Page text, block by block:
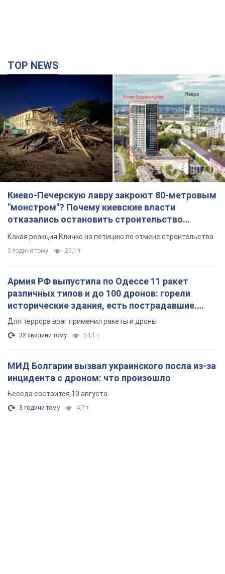
Киево-Печерскую лавру закроют 80-метровым
"монстром"? Почему киевские власти
отказались остановить строительство
небоскреба "московского верующего"
Какая реакция Кличко на петицию по отмене строительства
3 години тому 29,1 т.
Армия РФ выпустила по Одессе 11 ракет
различных типов и до 100 дронов: горели
исторические здания, есть пострадавшие.
Фото и видео
Для террора враг применил ракеты и дроны
32 хвилини тому 54,1 т.
МИД Болгарии вызвал украинского посла из-за
инцидента с дроном: что произошло
Беседа состоится 10 августа
3 години тому 4,7 т.